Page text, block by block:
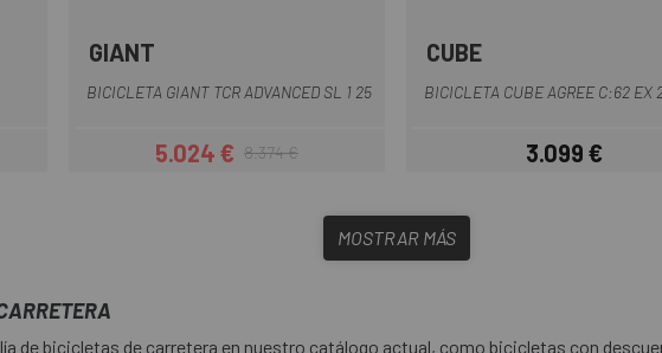
GIANT
BICICLETA GIANT TCR ADVANCED SL 1 25
Precio
5.024 €Precio regular
8.374 €
CUBE
BICICLETA CUBE AGREE C:62 EX
Precio
3.099 €
MOSTRAR MÁS
de bicicletas de carretera en nuestro catálogo actual, como bicicletas con